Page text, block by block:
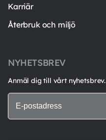
Karriär
Återbruk och miljö
NYHETSBREV
Anmäl dig till vårt nyhetsbrev.